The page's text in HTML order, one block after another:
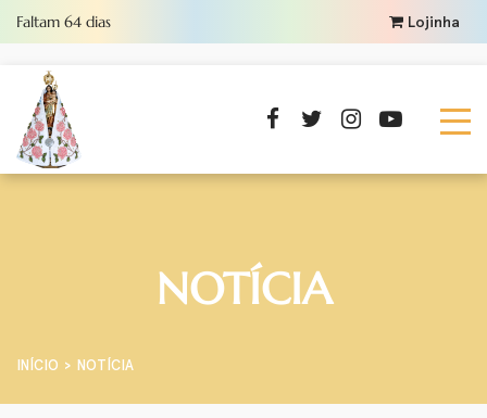
Faltam 64 dias Lojinha
NOTÍCIA
INÍCIO NOTÍCIA